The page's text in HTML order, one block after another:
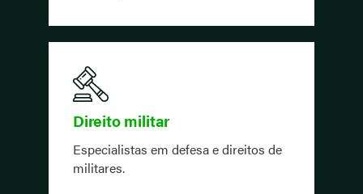
Direito militar
Especialistas em defesa e direitos de
militares.